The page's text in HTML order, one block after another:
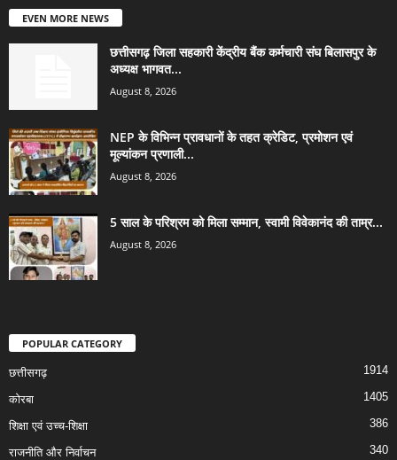
EVEN MORE NEWS
छत्तीसगढ़ जिला सहकारी केंद्रीय बैंक कर्मचारी संघ बिलासपुर के
अध्यक्ष भागवत...
August 8, 2026
NEP के विभिन्न प्रावधानों के तहत क्रेडिट, प्रमोशन एवं
मूल्यांकन प्रणाली...
August 8, 2026
5 साल के परिश्रम को मिला सम्मान, स्वामी विवेकानंद की ताम्र...
August 8, 2026
POPULAR CATEGORY
छत्तीसगढ़ 1914
कोरबा 1405
शिक्षा एवं उच्च-शिक्षा 386
राजनीति और निर्वाचन 340